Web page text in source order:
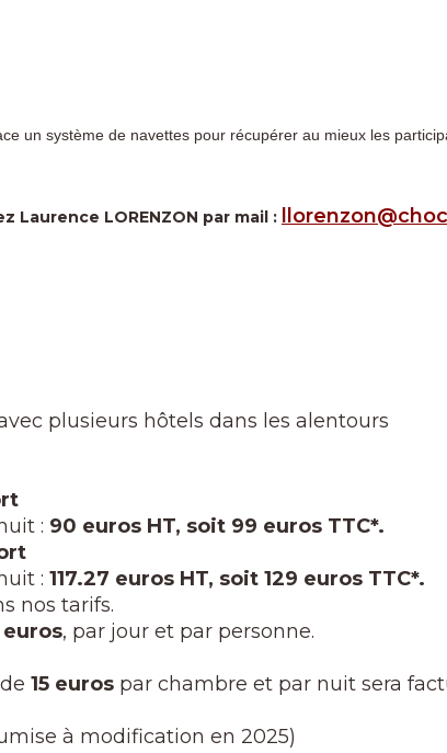
un système de navettes pour récupérer au mieux les
LORENZON par mail :
plusieurs hôtels dans les alentours
: 90 euros HT, soit 99 euros TTC*.
: 117.27 euros HT, soit 129 euros TTC*.
nos tarifs.
euros, par jour et par personne.
15 euros par chambre et par nuit sera
à modification en 2025)